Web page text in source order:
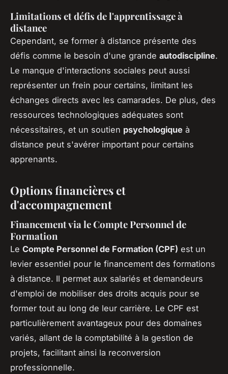
Limitations et défis de l'apprentissage à
distance
Cependant, se former à distance présente des
défis comme le besoin d'une grande autodiscipline.
Le manque d'interactions sociales peut aussi
représenter un frein pour certains, limitant les
échanges directs avec les camarades. De plus, des
ressources technologiques adéquates sont
nécessitaires, et un soutien psychologique à
distance peut s'avérer important pour certains
apprenants.
Options financières et
d'accompagnement
Financement via le Compte Personnel de
Formation
Le Compte Personnel de Formation (CPF) est un
levier essentiel pour le financement des formations
à distance. Il permet aux salariés et demandeurs
d'emploi de mobiliser des droits acquis pour se
former tout au long de leur carrière. Le CPF est
particulièrement avantageux pour des domaines
variés, allant de la comptabilité à la gestion de
projets, facilitant ainsi la reconversion
professionnelle.